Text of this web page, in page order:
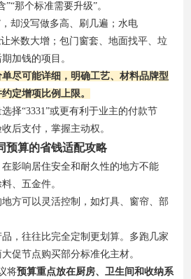
那个标准需要升级”。
却没写做多高、刷几遍；水电
米数大增；包门窗套、地面找平、垃
加钱的项目。
尽可能详细，明确工艺、材料品牌型
定增项比例上限。
择“3331”或更有利于业主的付款节
后支付，掌握主动权。
预算的省钱适配攻略
影响居住安全和耐久性的地方不能
、五金件。
方可以灵活控制，如灯具、窗帘、部
品，往往比完全定制更划算。多跑几家
促节点购买部分标准化主材。
将预算重点放在厨房、卫生间和收纳系